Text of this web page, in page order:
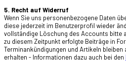
5. Recht auf Widerruf
Wenn Sie uns personenbezogene Daten
diese jederzeit im Benutzerprofil wieder
vollständige Löschung des Accounts bitte
zu diesem Zeitpunkt erfolgte Beiträge in
Terminankündigungen und Artikeln
erhalten - Informationen dazu auch bei den